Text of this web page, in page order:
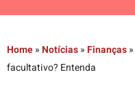
Home»Notícias»Finanças»
facultativo? Entenda